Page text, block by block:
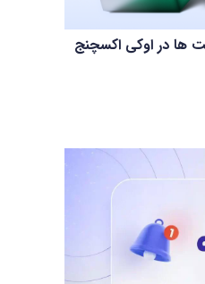
ها در اوکی اکسچنج